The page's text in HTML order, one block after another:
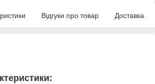
Відгуки про товар Доставка